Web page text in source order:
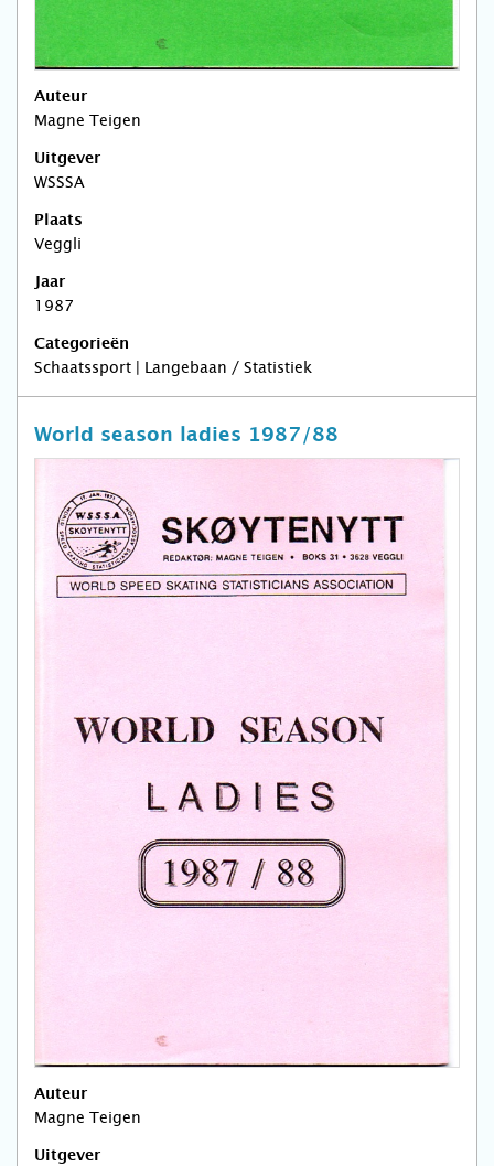
Auteur
Magne Teigen
Uitgever
WSSSA
Plaats
Veggli
Jaar
1987
Categorieën
Schaatssport | Langebaan / Statistiek
World season ladies 1987/88
Auteur
Magne Teigen
Uitgever